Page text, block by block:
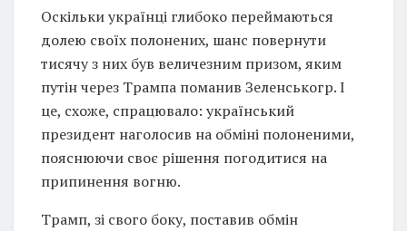
Оскільки українці глибоко переймаються
долею своїх полонених, шанс повернути
тисячу з них був величезним призом, яким
путін через Трампа поманив Зеленськогр. І
це, схоже, спрацювало: український
президент наголосив на обміні полоненими,
пояснюючи своє рішення погодитися на
припинення вогню.
Трамп, зі свого боку, поставив обмін